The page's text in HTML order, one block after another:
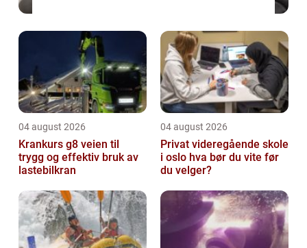
04 august 2026
Krankurs g8 veien til
trygg og effektiv bruk av
lastebilkran
04 august 2026
Privat videregående skole
i oslo hva bør du vite før
du velger?